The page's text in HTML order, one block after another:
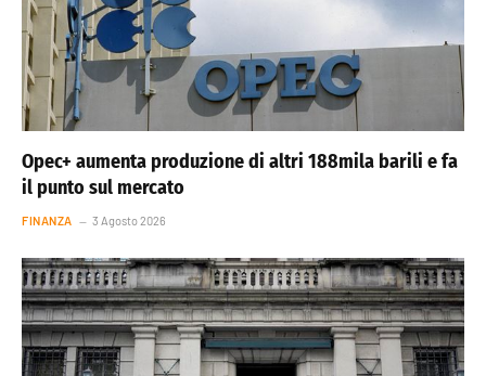
Opec+ aumenta produzione di altri 188mila barili e fa
il punto sul mercato
FINANZA 3 Agosto 2026